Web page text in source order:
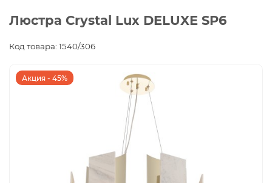
Люстра Crystal Lux DELUXE SP6
Код товара: 1540/306
Акция - 45%